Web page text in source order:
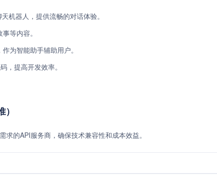
机器人，提供流畅的对话体验。
等内容。
为智能助手辅助用户。
，提高开发效率。
的API服务商，确保技术兼容性和成本效益。